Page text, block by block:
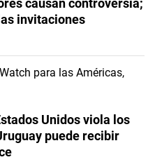
causan controversia;
invitaciones
Unidos viola los
puede recibir